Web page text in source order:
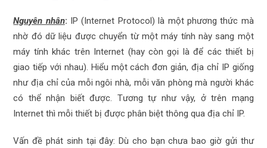
Nguyên nhân: IP (Internet Protocol) là một phương thức mà
nhờ đó dữ liệu được chuyển từ một máy tính này sang một
máy tính khác trên Internet (hay còn gọi là để các thiết bị
giao tiếp với nhau). Hiểu một cách đơn giản, địa chỉ IP giống
như địa chỉ của mỗi ngôi nhà, mỗi văn phòng mà người khác
có thể nhận biết được. Tương tự như vậy, ở trên mạng
Internet thì mỗi thiết bị được phân biệt thông qua địa chỉ IP.
Vấn đề phát sinh tại đây: Dù cho bạn chưa bao giờ gửi thư